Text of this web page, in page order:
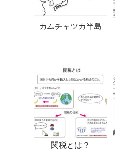
カムチャツカ半島
関税とは？